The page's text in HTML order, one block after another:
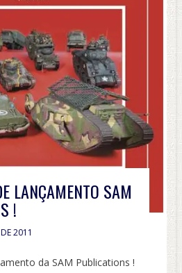
LANÇAMENTO SAM
!
2011
da SAM Publications !